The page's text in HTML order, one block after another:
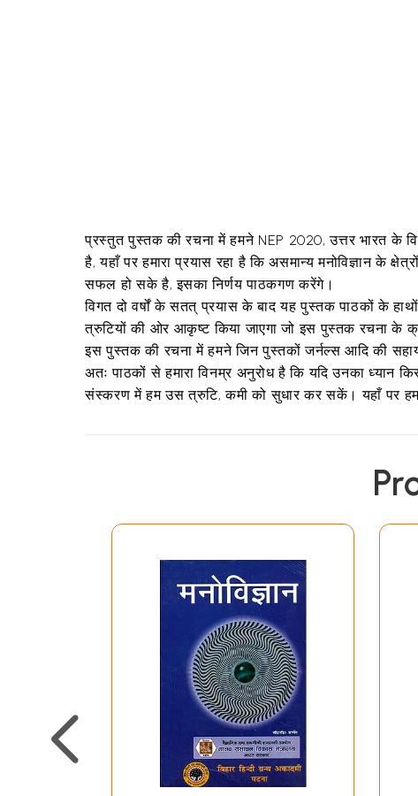
प्रस्तुत पुस्तक की रचना में हमने NEP 2020, उत्तर भारत के
है, यहाँ पर हमारा प्रयास रहा है कि असमान्य मनोविज्ञान के
सफल हो सके है, इसका निर्णय पाठकगण करेंगे।
विगत दो वर्षों के सतत् प्रयास के बाद यह पुस्तक पाठकों के
त्रुटियों की ओर आकृष्ट किया जाएगा जो इस पुस्तक रचना के
इस पुस्तक की रचना में हमने जिन पुस्तकों जर्नल्स आदि की
अतः पाठकों से हमारा विनम्र अनुरोध है कि यदि उनका
संस्करण में हम उस त्रुटि, कमी को सुधार कर सकें। यहाँ पर हम